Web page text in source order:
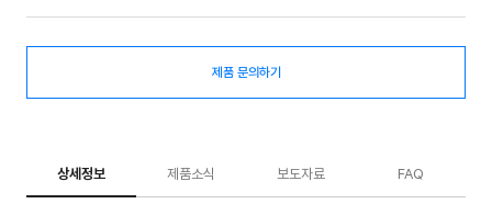
제품 문의하기
상세정보 제품소식 보도자료 FAQ